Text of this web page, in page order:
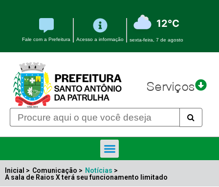
Fale com a Prefeitura Acesso a informação
12°C
sexta-feira, 7 de agosto
Serviços
Inicial > Comunicação > Notícias >
A sala de Raios X terá seu funcionamento limitado